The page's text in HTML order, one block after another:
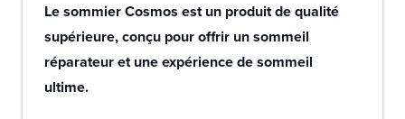
Le sommier Cosmos est un produit de qualité
supérieure, conçu pour offrir un sommeil
réparateur et une expérience de sommeil
ultime.